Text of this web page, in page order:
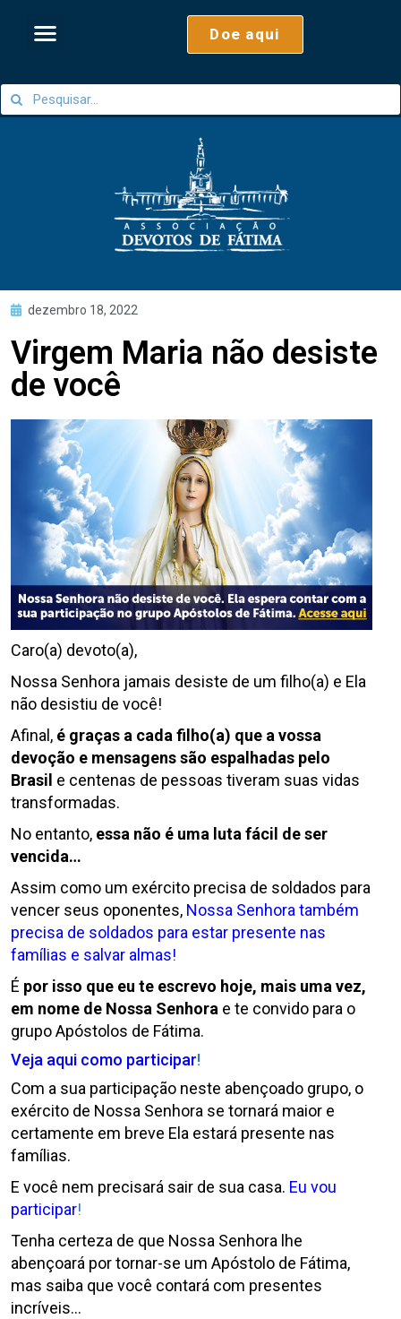
Doe aqui
dezembro 18, 2022
Virgem Maria não desiste
de você
Caro(a) devoto(a),
Nossa Senhora jamais desiste de um filho(a) e Ela
não desistiu de você!
Afinal, é graças a cada filho(a) que a vossa
devoção e mensagens são espalhadas pelo
Brasil e centenas de pessoas tiveram suas vidas
transformadas.
No entanto, essa não é uma luta fácil de ser
vencida…
Assim como um exército precisa de soldados para
vencer seus oponentes, Nossa Senhora também
precisa de soldados para estar presente nas
famílias e salvar almas!
É por isso que eu te escrevo hoje, mais uma vez,
em nome de Nossa Senhora e te convido para o
grupo Apóstolos de Fátima.
Veja aqui como participar!
Com a sua participação neste abençoado grupo, o
exército de Nossa Senhora se tornará maior e
certamente em breve Ela estará presente nas
famílias.
E você nem precisará sair de sua casa. Eu vou
participar!
Tenha certeza de que Nossa Senhora lhe
abençoará por tornar-se um Apóstolo de Fátima,
mas saiba que você contará com presentes
incríveis…